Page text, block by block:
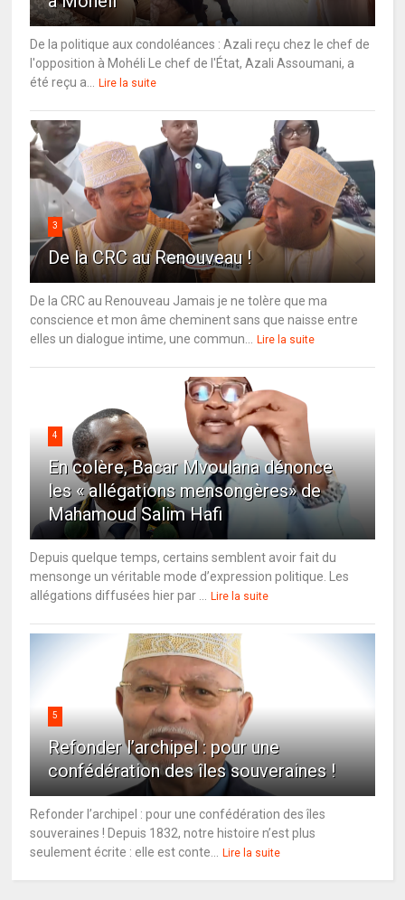
De la politique aux condoléances : Azali reçu chez le chef de
l'opposition à Mohéli Le chef de l'État, Azali Assoumani, a
été reçu a...
Lire la suite
3
De la CRC au Renouveau !
De la CRC au Renouveau Jamais je ne tolère que ma
conscience et mon âme cheminent sans que naisse entre
elles un dialogue intime, une commun...
Lire la suite
4
En colère, Bacar Mvoulana dénonce
les « allégations mensongères» de
Mahamoud Salim Hafi
Depuis quelque temps, certains semblent avoir fait du
mensonge un véritable mode d’expression politique. Les
allégations diffusées hier par ...
Lire la suite
5
Refonder l’archipel : pour une
confédération des îles souveraines !
Refonder l’archipel : pour une confédération des îles
souveraines ! Depuis 1832, notre histoire n’est plus
seulement écrite : elle est conte...
Lire la suite